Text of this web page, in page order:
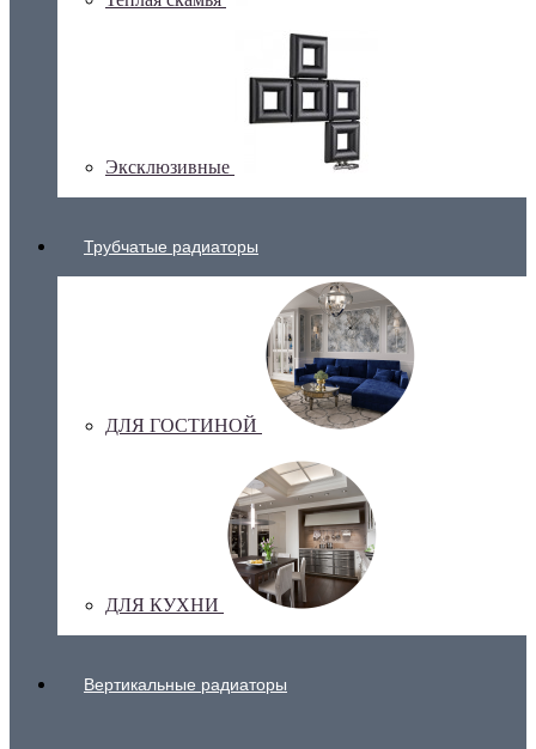
Эксклюзивные
Трубчатые радиаторы
ДЛЯ ГОСТИНОЙ
ДЛЯ КУХНИ
Вертикальные радиаторы